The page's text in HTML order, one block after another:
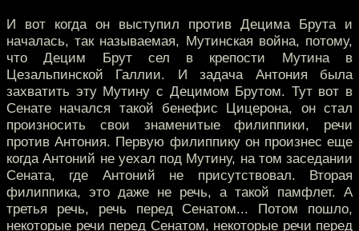
И вот когда он выступил против Децима Брута и
началась, так называемая, Мутинская война, потому,
что Децим Брут сел в крепости Мутина в
Цезальпинской Галлии. И задача Антония была
захватить эту Мутину с Децимом Брутом. Тут вот в
Сенате начался такой бенефис Цицерона, он стал
произносить свои знаменитые филиппики, речи
против Антония. Первую филиппику он произнес еще
когда Антоний не уехал под Мутину, на том заседании
Сената, где Антоний не присутствовал. Вторая
филиппика, это даже не речь, а такой памфлет. А
третья речь, речь перед Сенатом... Потом пошло,
некоторые речи перед Сенатом, некоторые речи перед